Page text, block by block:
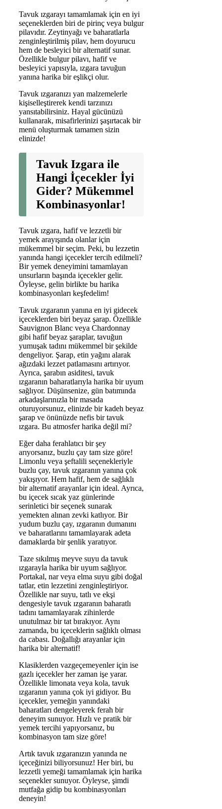
Tavuk ızgarayı tamamlamak için en iyi
seçeneklerden biri de pirinç veya bulgur
pilavıdır. Zeytinyağı ve baharatlarla
zenginleştirilmiş pilav, hem doyurucu
hem de besleyici bir alternatif sunar.
Özellikle bulgur pilavı, hafif ve
besleyici yapısıyla, ızgara tavuğun
yanına harika bir eşlikçi olur.
Tavuk ızgaranızı yan malzemelerle
kişiselleştirerek kendi tarzınızı
yansıtabilirsiniz. Hayal gücünüzü
kullanarak, misafirlerinizi şaşırtacak bir
menü oluşturmak tamamen sizin
elinizde!
Tavuk Izgara ile
Hangi İçecekler İyi
Gider? Mükemmel
Kombinasyonlar!
Tavuk ızgara, hafif ve lezzetli bir
yemek arayışında olanlar için
mükemmel bir seçim. Peki, bu lezzetin
yanında hangi içecekler tercih edilmeli?
Bir yemek deneyimini tamamlayan
unsurların başında içecekler gelir.
Öyleyse, gelin birlikte bu harika
kombinasyonları keşfedelim!
Tavuk ızgaranın yanına en iyi gidecek
içeceklerden biri beyaz şarap. Özellikle
Sauvignon Blanc veya Chardonnay
gibi hafif beyaz şaraplar, tavuğun
yumuşak tadını mükemmel bir şekilde
dengeliyor. Şarap, etin yağını alarak
ağızdaki lezzet patlamasını artırıyor.
Ayrıca, şarabın asiditesi, tavuk
ızgaranın baharatlarıyla harika bir uyum
sağlıyor. Düşünsenize, gün batımında
arkadaşlarınızla bir masada
oturuyorsunuz, elinizde bir kadeh beyaz
şarap ve önünüzde nefis bir tavuk
ızgara. Bu atmosfer harika değil mi?
Eğer daha ferahlatıcı bir şey
arıyorsanız, buzlu çay tam size göre!
Limonlu veya şeftalili seçenekleriyle
buzlu çay, tavuk ızgaranın yanına çok
yakışıyor. Hem hafif, hem de sağlıklı
bir alternatif arayanlar için ideal. Ayrıca,
bu içecek sıcak yaz günlerinde
serinletici bir seçenek sunarak
yemekten alınan zevki katlıyor. Bir
yudum buzlu çay, ızgaranın dumanını
ve baharatlarını tamamlayarak adeta
damaklarda bir şenlik yaratıyor.
Taze sıkılmış meyve suyu da tavuk
ızgarayla harika bir uyum sağlıyor.
Portakal, nar veya elma suyu gibi doğal
tatlar, etin lezzetini zenginleştiriyor.
Özellikle nar suyu, tatlı ve ekşi
dengesiyle tavuk ızgaranın baharatlı
tadını tamamlayarak zihinlerde
unutulmaz bir tat bırakıyor. Aynı
zamanda, bu içeceklerin sağlıklı olması
da cabası. Doğallığı arayanlar için
harika bir alternatif!
Klasiklerden vazgeçemeyenler için ise
gazlı içecekler her zaman işe yarar.
Özellikle limonata veya kola, tavuk
ızgaranın yanına çok iyi gidiyor. Bu
içecekler, yemeğin yanındaki
baharatları dengeleyerek ferah bir
deneyim sunuyor. Hızlı ve pratik bir
yemek tercihi yapıyorsanız, bu
kombinasyon tam size göre!
Artık tavuk ızgaranızın yanında ne
içeceğinizi biliyorsunuz! Her biri, bu
lezzetli yemeği tamamlamak için harika
seçenekler sunuyor. Öyleyse, şimdi
mutfağa gidip bu kombinasyonları
deneyin!